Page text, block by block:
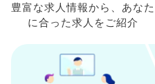
豊富な求人情報から、 あなた
に合った求人を ご紹介